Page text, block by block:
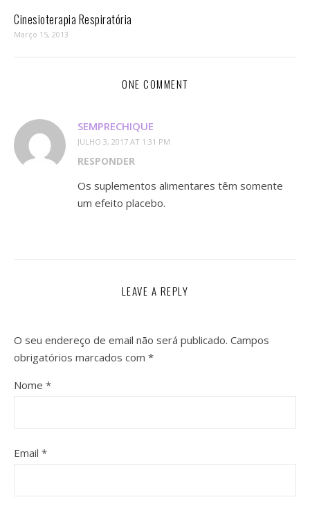
Cinesioterapia Respiratória
Março 15, 2013
ONE COMMENT
SEMPRECHIQUE
JULHO 3, 2017 AT 1:31 PM
RESPONDER
Os suplementos alimentares têm somente
um efeito placebo.
LEAVE A REPLY
O seu endereço de email não será publicado. Campos
obrigatórios marcados com *
Nome *
Email *